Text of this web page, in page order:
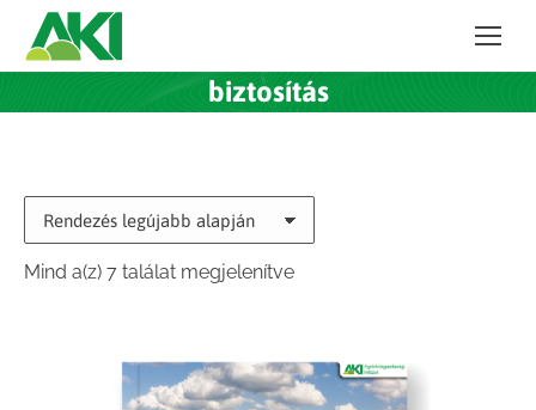
biztosítás
Mind a(z) 7 találat megjelenítveSorted